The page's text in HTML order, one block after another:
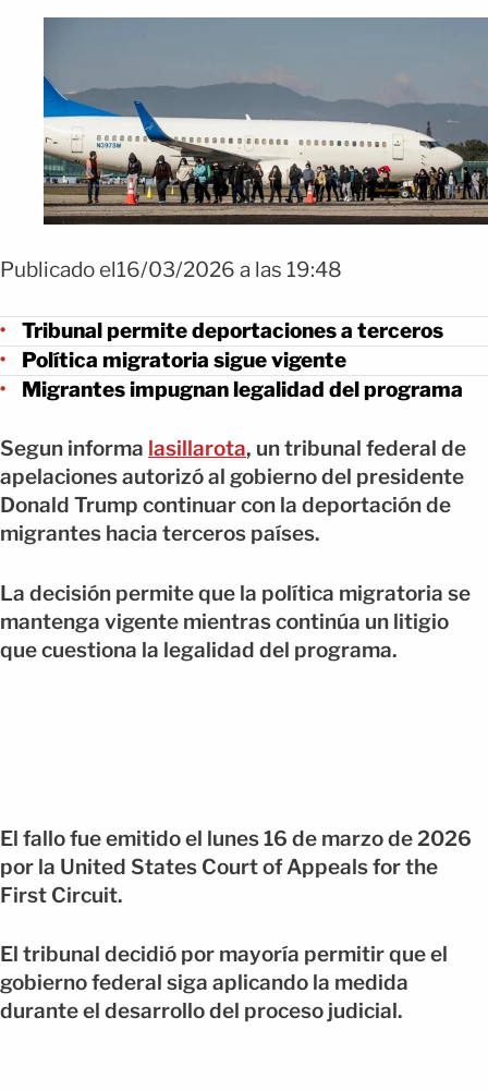
Publicado el16/03/2026 a las 19:48
Tribunal permite deportaciones a terceros
Política migratoria sigue vigente
Migrantes impugnan legalidad del programa
Segun informa lasillarota, un tribunal federal de
apelaciones autorizó al gobierno del presidente
Donald Trump continuar con la deportación de
migrantes hacia terceros países.
La decisión permite que la política migratoria se
mantenga vigente mientras continúa un litigio
que cuestiona la legalidad del programa.
El fallo fue emitido el lunes 16 de marzo de 2026
por la United States Court of Appeals for the
First Circuit.
El tribunal decidió por mayoría permitir que el
gobierno federal siga aplicando la medida
durante el desarrollo del proceso judicial.